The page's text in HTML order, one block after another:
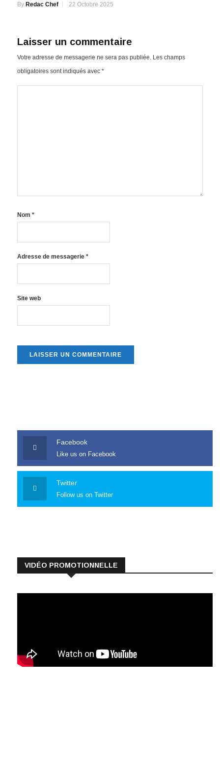
By Redac Chef 22 Octobre 2025
Laisser un commentaire
Votre adresse de messagerie ne sera pas publiée. Les champs
obligatoires sont indiqués avec *
Nom *
Adresse de messagerie *
Site web
Facebook
Like us on Facebook
Twitter
Follow us on Twitter
VIDÉO PROMOTIONNELLE